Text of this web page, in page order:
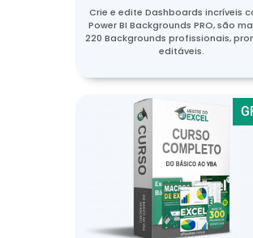
Crie e edite Dashboards incríveis
Power BI Backgrounds PRO, são
220 Backgrounds profissionais,
editáveis.